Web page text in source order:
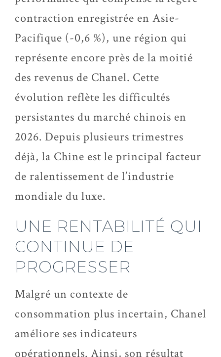
contraction enregistrée en Asie-
Pacifique (-0,6 %), une région qui
représente encore près de la moitié
des revenus de Chanel. Cette
évolution reflète les difficultés
persistantes du marché chinois en
2026. Depuis plusieurs trimestres
déjà, la Chine est le principal facteur
de ralentissement de l’industrie
mondiale du luxe.
UNE RENTABILITÉ QUI
CONTINUE DE
PROGRESSER
Malgré un contexte de
consommation plus incertain, Chanel
améliore ses indicateurs
opérationnels. Ainsi, son résultat